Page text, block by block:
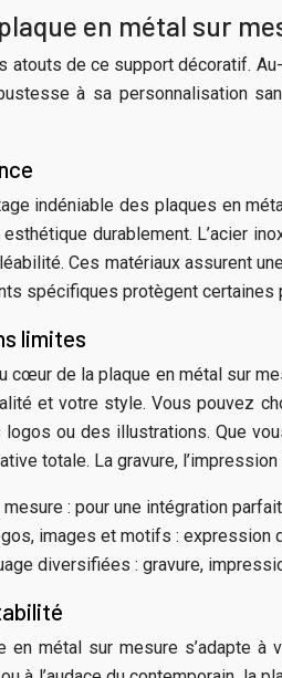
en métal sur
atouts de ce support décoratif.
à sa personnalisation
indéniable des plaques en
durablement. L’acier
Ces matériaux assurent
spécifiques protègent
limites
cœur de la plaque en métal sur
et votre style. Vous pouvez
ou des illustrations. Que
totale. La gravure,
: pour une intégration
images et motifs : expression
diversifiées : gravure,
en métal sur mesure s’adapte